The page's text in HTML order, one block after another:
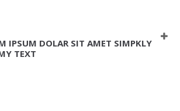
IPSUM DOLAR SIT AMET SIMPKLY
TEXT